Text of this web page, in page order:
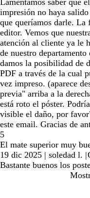
Lamentamos saber que
impresión no haya
que queríamos darle. La
editor. Vemos que
atención al cliente ya le
de nuestro
damos la posibilidad de
PDF a través de la cual
vez impreso. (aparece
previa" arriba a la
está roto el póster.
visible el daño, por
este email. Gracias de
5
El mate superior muy
19 dic 2025 | soledad l. |
Bastante buenos los